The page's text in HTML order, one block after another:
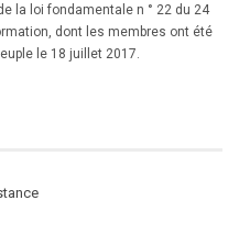
la loi fondamentale n ° 22 du 24
dont les membres ont été
le 18 juillet 2017.